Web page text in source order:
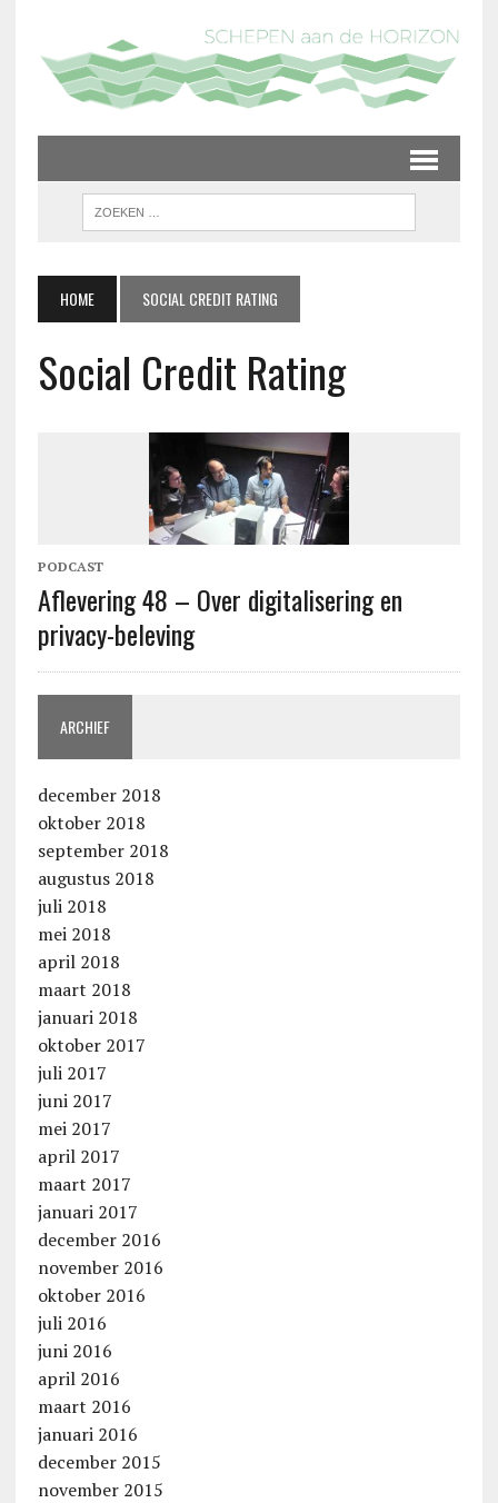
HOME SOCIAL CREDIT RATING
Social Credit Rating
PODCAST
Aflevering 48 – Over digitalisering en
privacy-beleving
ARCHIEF
december 2018
oktober 2018
september 2018
augustus 2018
juli 2018
mei 2018
april 2018
maart 2018
januari 2018
oktober 2017
juli 2017
juni 2017
mei 2017
april 2017
maart 2017
januari 2017
december 2016
november 2016
oktober 2016
juli 2016
juni 2016
april 2016
maart 2016
januari 2016
december 2015
november 2015